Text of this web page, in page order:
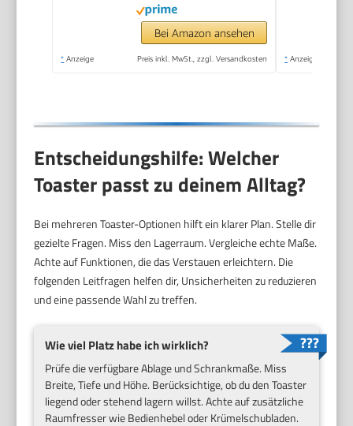
Altspeiseöl,
seidenweiß-matt
(HD2640/10)
Bei Amazon ansehen
* Anzeige Preis inkl. MwSt., zzgl. Versandkosten * Anzeige
Entscheidungshilfe: Welcher
Toaster passt zu deinem Alltag?
Bei mehreren Toaster-Optionen hilft ein klarer Plan. Stelle dir
gezielte Fragen. Miss den Lagerraum. Vergleiche echte Maße.
Achte auf Funktionen, die das Verstauen erleichtern. Die
folgenden Leitfragen helfen dir, Unsicherheiten zu reduzieren
und eine passende Wahl zu treffen.
Wie viel Platz habe ich wirklich?
Prüfe die verfügbare Ablage und Schrankmaße. Miss
Breite, Tiefe und Höhe. Berücksichtige, ob du den Toaster
liegend oder stehend lagern willst. Achte auf zusätzliche
Raumfresser wie Bedienhebel oder Krümelschubladen.